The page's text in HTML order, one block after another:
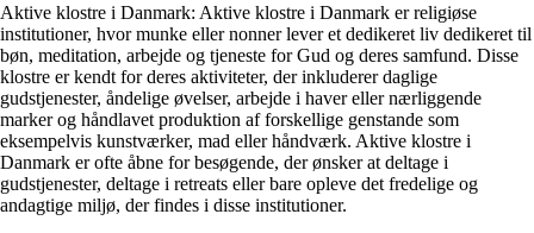
Aktive klostre i Danmark: Aktive klostre i Danmark er religiøse
institutioner, hvor munke eller nonner lever et dedikeret liv dedikeret til
bøn, meditation, arbejde og tjeneste for Gud og deres samfund. Disse
klostre er kendt for deres aktiviteter, der inkluderer daglige
gudstjenester, åndelige øvelser, arbejde i haver eller nærliggende
marker og håndlavet produktion af forskellige genstande som
eksempelvis kunstværker, mad eller håndværk. Aktive klostre i
Danmark er ofte åbne for besøgende, der ønsker at deltage i
gudstjenester, deltage i retreats eller bare opleve det fredelige og
andagtige miljø, der findes i disse institutioner.